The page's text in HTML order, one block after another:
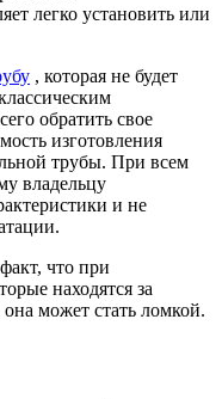
легко установить или
, которая не будет
обратить свое
изготовления
трубы. При всем
владельцу
и не
что при
находятся за
может стать ломкой.